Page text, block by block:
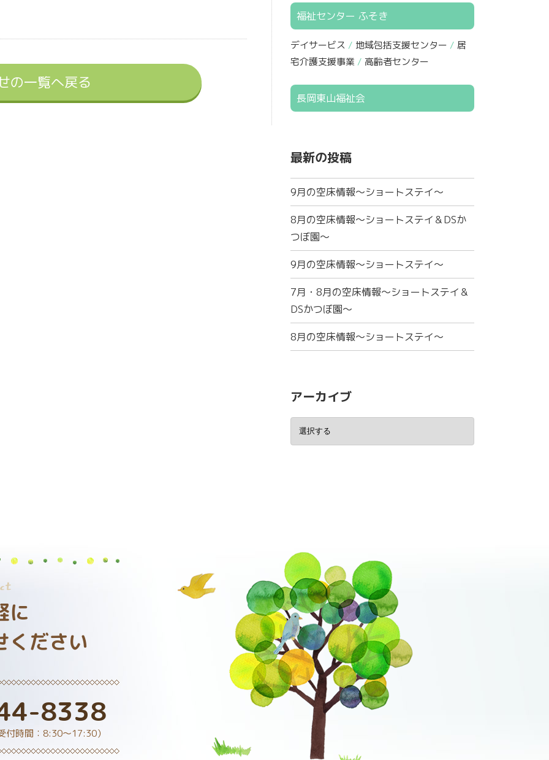
の一覧へ戻る
福祉センター ふそき
デイサービス 地域包括支援センター
居
宅介護支援事業
高齢者センター
長岡東山福祉会
最新の投稿
9月の空床情報～ショートステイ～
8月の空床情報～ショートステイ＆DSか
つぼ園～
9月の空床情報～ショートステイ～
7月・8月の空床情報～ショートステイ＆
DSかつぼ園～
8月の空床情報～ショートステイ～
アーカイブ
に
ください
8338
付時間：8:30～17:30）